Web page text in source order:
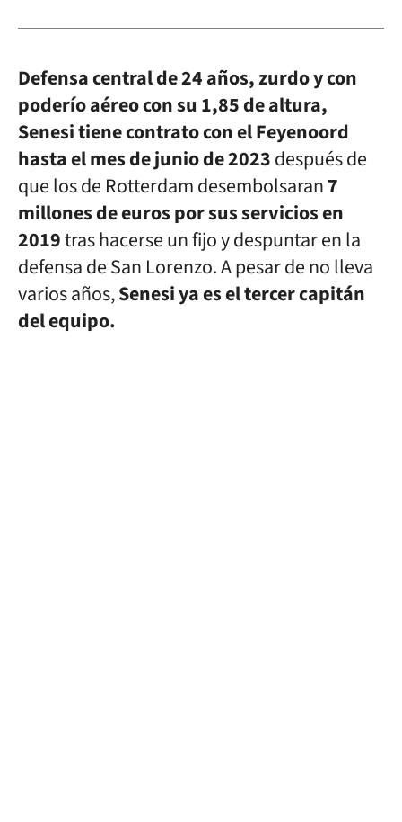
Defensa central de 24 años, zurdo y con
poderío aéreo con su 1,85 de altura,
Senesi tiene contrato con el Feyenoord
hasta el mes de junio de 2023después de
que los de Rotterdam desembolsaran7
millones de euros por sus servicios en
2019tras hacerse un fijo y despuntar en la
defensa de San Lorenzo. A pesar de no lleva
varios años,Senesi ya es el tercer capitán
del equipo.